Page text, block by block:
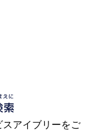
アイブリーをご